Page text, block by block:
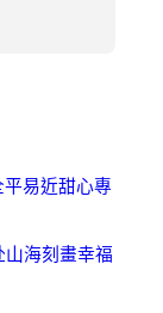
平易近甜心專
海刻畫幸福